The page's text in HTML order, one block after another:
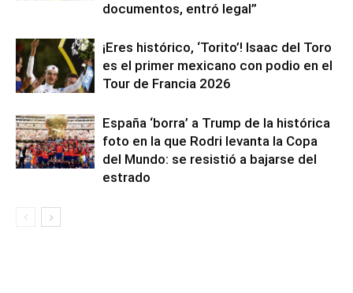
documentos, entró legal”
¡Eres histórico, ‘Torito’! Isaac del Toro
es el primer mexicano con podio en el
Tour de Francia 2026
España ‘borra’ a Trump de la histórica
foto en la que Rodri levanta la Copa
del Mundo: se resistió a bajarse del
estrado